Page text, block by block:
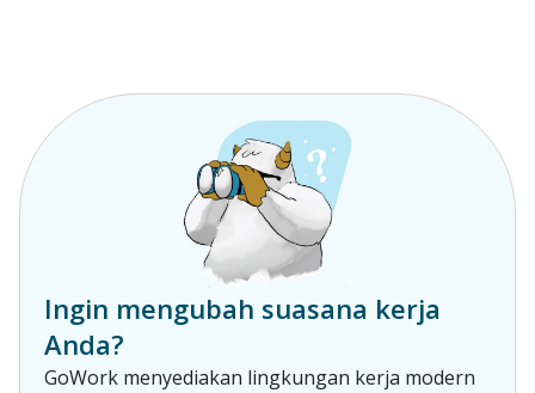
Ingin mengubah suasana kerja
Anda?
GoWork menyediakan lingkungan kerja modern